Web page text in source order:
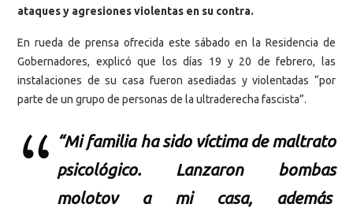
ataques y agresiones violentas en su contra.
En rueda de prensa ofrecida este sábado en la Residencia de
Gobernadores, explicó que los días 19 y 20 de febrero, las
instalaciones de su casa fueron asediadas y violentadas “por
parte de un grupo de personas de la ultraderecha fascista”.
“Mi familia ha sido víctima de maltrato
psicológico. Lanzaron bombas
molotov a mi casa, además